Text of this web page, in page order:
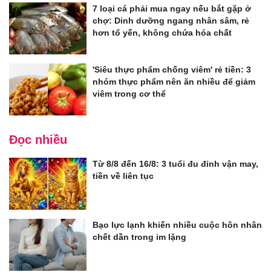
7 loại cá phải mua ngay nếu bắt gặp ở
chợ: Dinh dưỡng ngang nhân sâm, rẻ
hơn tổ yến, không chứa hóa chất
'Siêu thực phẩm chống viêm' rẻ tiền: 3
nhóm thực phẩm nên ăn nhiều để giảm
viêm trong cơ thể
Đọc nhiều
Từ 8/8 đến 16/8: 3 tuổi đu đỉnh vận may,
tiền về liên tục
Bạo lực lạnh khiến nhiều cuộc hôn nhân
chết dần trong im lặng